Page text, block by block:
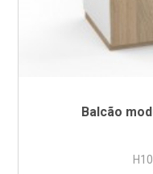
Balcão